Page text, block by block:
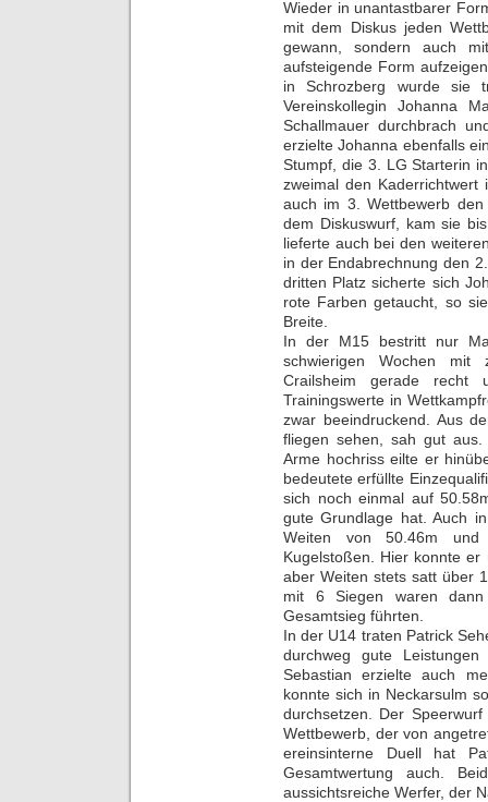
Wieder in unantastbarer
mit dem Diskus jeden
gewann, sondern auch
aufsteigende Form
in Schrozberg wurde sie
Vereinskollegin Johanna
Schallmauer durchbrach
erzielte Johanna ebenfalls
Stumpf, die 3. LG Starterin
zweimal den
auch im 3. Wettbewerb
dem Diskuswurf, kam sie
lieferte auch bei den
in der Endabrechnung den
dritten Platz sicherte sich
rote Farben getaucht, so
Breite.
In der M15 bestritt nur
schwierigen Wochen mit
Crailsheim gerade
Trainingswerte in
zwar beeindruckend. Aus
fliegen sehen, sah gut
Arme hochriss eilte er
bedeutete erfüllte
sich noch einmal auf
gute Grundlage hat. Auch
Weiten von 50.46m
Kugelstoßen. Hier konnte
aber Weiten stets satt über
mit 6 Siegen waren
Gesamtsieg führten.
In der U14 traten Patrick
durchweg gute
Sebastian erzielte auch
konnte sich in Neckarsulm
durchsetzen. Der
Wettbewerb, der von
ereinsinterne Duell hat
Gesamtwertung auch.
aussichtsreiche Werfer, der